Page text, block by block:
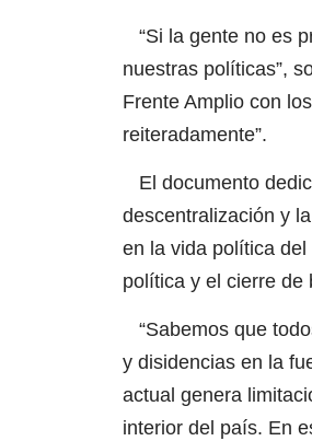
“Si la gente no es
nuestras políticas”,
Frente Amplio con
reiteradamente”.
El documento
descentralización y
en la vida política
política y el cierre de
“Sabemos que
y disidencias en la
actual genera
interior del país. En